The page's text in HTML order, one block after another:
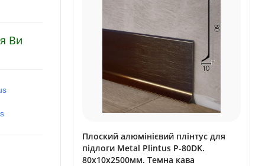
Ви
Плоский алюмінієвий плінтус для
підлоги Metal Plintus P-80DK.
80х10х2500мм. Темна кава